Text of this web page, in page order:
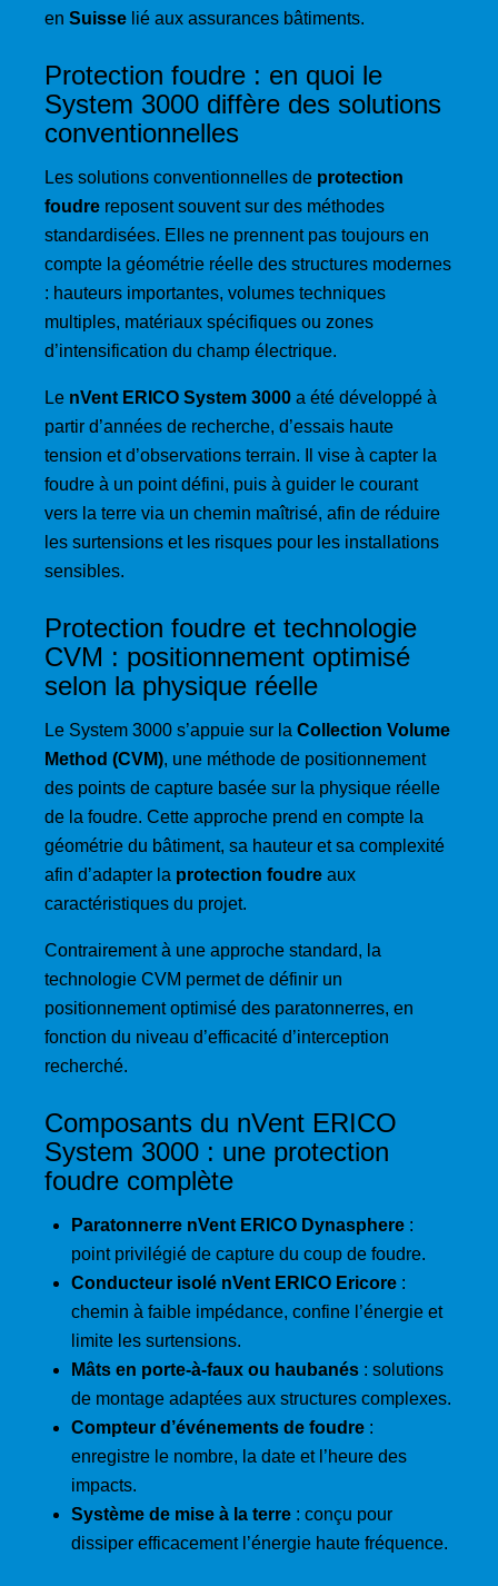
en Suisse lié aux assurances bâtiments.
Protection foudre : en quoi le
System 3000 diffère des solutions
conventionnelles
Les solutions conventionnelles de protection
foudre reposent souvent sur des méthodes
standardisées. Elles ne prennent pas toujours en
compte la géométrie réelle des structures modernes
: hauteurs importantes, volumes techniques
multiples, matériaux spécifiques ou zones
d’intensification du champ électrique.
Le nVent ERICO System 3000 a été développé à
partir d’années de recherche, d’essais haute
tension et d’observations terrain. Il vise à capter la
foudre à un point défini, puis à guider le courant
vers la terre via un chemin maîtrisé, afin de réduire
les surtensions et les risques pour les installations
sensibles.
Protection foudre et technologie
CVM : positionnement optimisé
selon la physique réelle
Le System 3000 s’appuie sur la Collection Volume
Method (CVM), une méthode de positionnement
des points de capture basée sur la physique réelle
de la foudre. Cette approche prend en compte la
géométrie du bâtiment, sa hauteur et sa complexité
afin d’adapter la protection foudre aux
caractéristiques du projet.
Contrairement à une approche standard, la
technologie CVM permet de définir un
positionnement optimisé des paratonnerres, en
fonction du niveau d’efficacité d’interception
recherché.
Composants du nVent ERICO
System 3000 : une protection
foudre complète
Paratonnerre nVent ERICO Dynasphere :
point privilégié de capture du coup de foudre.
Conducteur isolé nVent ERICO Ericore :
chemin à faible impédance, confine l’énergie et
limite les surtensions.
Mâts en porte-à-faux ou haubanés : solutions
de montage adaptées aux structures complexes.
Compteur d’événements de foudre :
enregistre le nombre, la date et l’heure des
impacts.
Système de mise à la terre : conçu pour
dissiper efficacement l’énergie haute fréquence.